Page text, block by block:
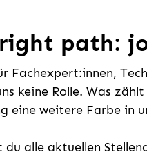
path:
Fachexpert:innen,
keine Rolle. Was
eine weitere Farbe in
alle aktuellen